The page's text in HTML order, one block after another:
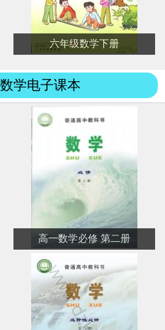
六年级数学下册
学电子课本
高一数学必修 第二册